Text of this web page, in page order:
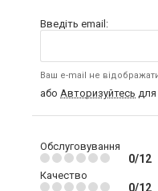
Введіть email:
Ваш e-mail не
або Авторизуйтесь для
Обслуговування
0/12
Качество
0/12